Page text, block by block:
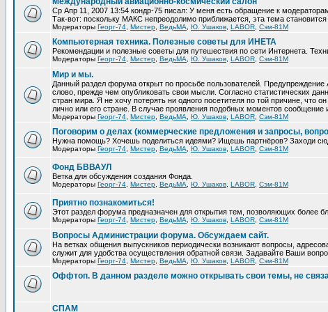
Ср Апр 11, 2007 13:54 кондр-75 писал: У меня есть обращение к
Так-вот: поскольку МАКС непреодолимо приближается, эта тема
Модераторы Георг-74 Мистер ВедьМА Ю. Ушаков LABOR Сэм-81М
Компьютерная техника. Полезные советы для ИНЕТА
Рекомендации и полезные советы для путешествия по сети Интернета.
Модераторы Георг-74 Мистер ВедьМА Ю. Ушаков LABOR Сэм-81М
Мир и мы.
Данный раздел форума открыт по просьбе пользователей.
слово, прежде чем опубликовать свои мысли. Согласно статистических
стран мира. Я не хочу потерять ни одного посетителя по той причине,
лично или его стране. В случае проявления подобных моментов сообщение
Модераторы Георг-74 Мистер ВедьМА Ю. Ушаков LABOR Сэм-81М
Поговорим о делах (коммерческие предложения и запросы,
Нужна помощь? Хочешь поделиться идеями? Ищешь партнёров? Заходи
Модераторы Георг-74 Мистер ВедьМА Ю. Ушаков LABOR Сэм-81М
Фонд БВВАУЛ
Ветка для обсуждения создания Фонда.
Модераторы Георг-74 Мистер ВедьМА Ю. Ушаков LABOR Сэм-81М
Приятно познакомиться!
Этот раздел форума предназначен для открытия тем, позволяющих более
Модераторы Георг-74 Мистер ВедьМА Ю. Ушаков LABOR Сэм-81М
Вопросы Администрации форума. Обсуждаем сайт.
На ветках общения выпускников периодически возникают вопросы,
служит для удобства осуществления обратной связи. Задавайте Ваши
Модераторы Георг-74 Мистер ВедьМА Ю. Ушаков LABOR Сэм-81М
Оффтоп. В данном разделе можно открывать свои темы, не
СПАМ